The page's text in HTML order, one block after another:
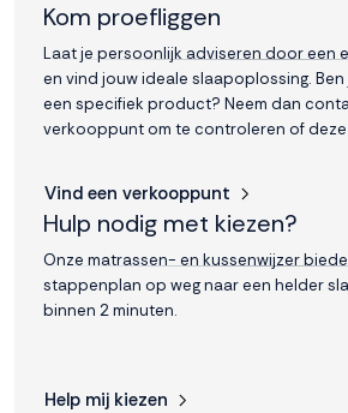
Kom proefliggen
Laat je persoonlijk adviseren door een
en vind jouw ideale slaapoplossing.
een specifiek product? Neem dan
verkooppunt om te controleren of
Vind een verkooppunt
Hulp nodig met kiezen?
Onze matrassen- en kussenwijzer
stappenplan op weg naar een helder
binnen 2 minuten.
Help mij kiezen